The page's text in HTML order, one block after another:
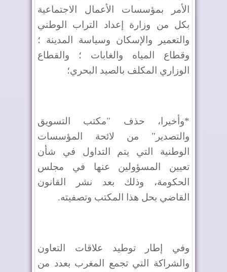
الأمر بمؤسسات الأعمال الاجتماعية
بكل من وزارة إعداد التراب الوطني
والتعمير والإسكان وسياسة المدينة ؛
وقطاع المياه والغابات ؛ والقطاع
الوزاري المكلف بالصيد البحري؛
*وأخيرا، حذف "مكتب التسويق
والتصدير" من لائحة المؤسسات
الوطنية التي يتم التداول في شأن
تعيين المسؤولين عنها في مجلس
الحكومة، وذلك بعد نشر القانون
القاضي بحل هذا المكتب وتصفيته.
وفي إطار توطيد علاقات التعاون
والشراكة التي تجمع المغرب بعدد من